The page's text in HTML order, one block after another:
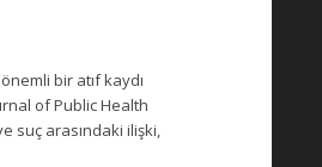
bir atıf kaydı
of Public Health
suç arasındaki ilişki,